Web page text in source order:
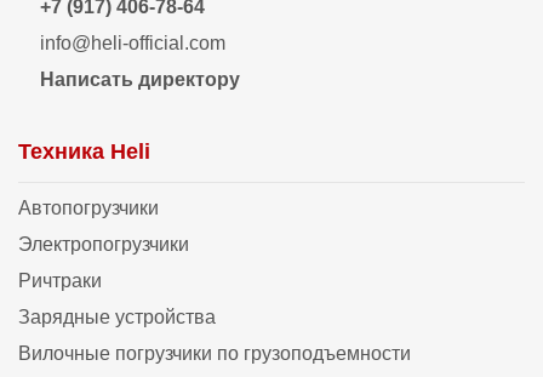
+7 (917) 406-78-64
info@heli-official.com
Написать директору
Техника Heli
Автопогрузчики
Электропогрузчики
Ричтраки
Зарядные устройства
Вилочные погрузчики по грузоподъемности